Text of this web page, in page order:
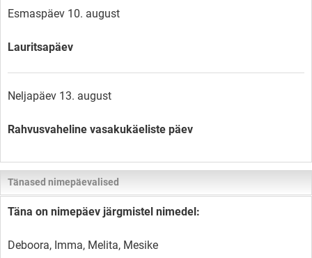
Esmaspäev 10. august
Lauritsapäev
Neljapäev 13. august
Rahvusvaheline vasakukäeliste päev
Tänased nimepäevalised
Täna on nimepäev järgmistel nimedel:
Deboora, Imma, Melita, Mesike